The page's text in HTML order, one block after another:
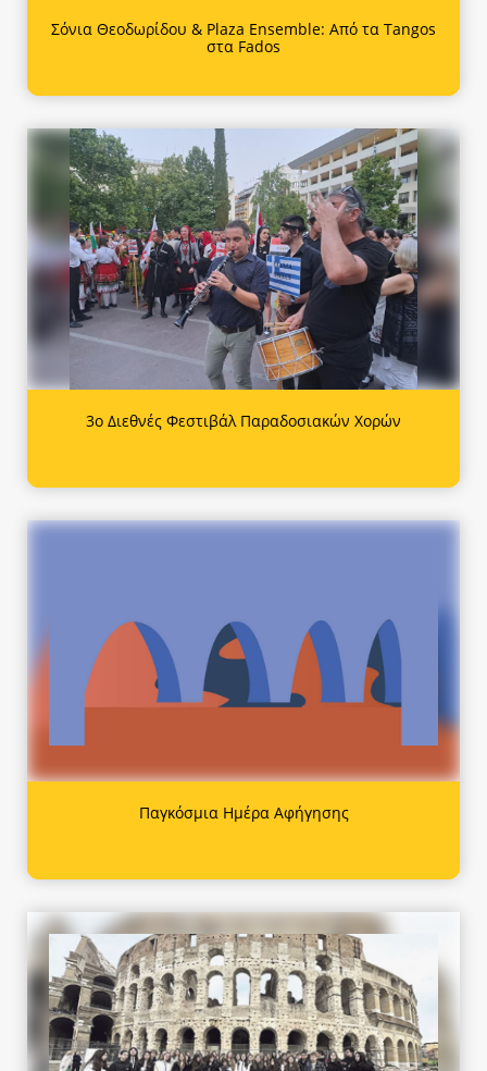
Σόνια Θεοδωρίδου & Plaza Ensemble: Από τα Tangos
στα Fados
3ο Διεθνές Φεστιβάλ Παραδοσιακών Χορών
Παγκόσμια Ημέρα Αφήγησης